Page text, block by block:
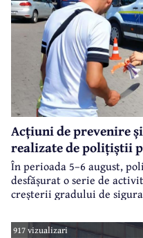
Acțiuni de prevenire
realizate de polițiștii
În perioada 5–6 august,
desfășurat o serie de
creșterii gradului de
estival.
917 vizualizari